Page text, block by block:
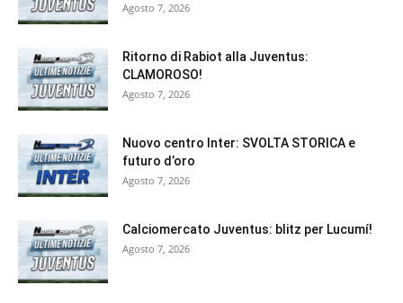
Agosto 7, 2026
Ritorno di Rabiot alla Juventus:
CLAMOROSO!
Agosto 7, 2026
Nuovo centro Inter: SVOLTA STORICA e
futuro d’oro
Agosto 7, 2026
Calciomercato Juventus: blitz per Lucumí!
Agosto 7, 2026